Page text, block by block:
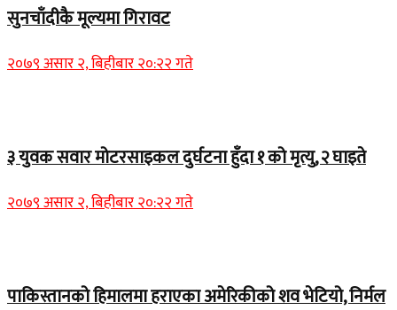
सुनचाँदीकै मूल्यमा गिरावट
२०७९ असार २, बिहीबार २०:२२ गते
३ युवक सवार मोटरसाइकल दुर्घटना हुँदा १ को मृत्यु, २ घाइते
२०७९ असार २, बिहीबार २०:२२ गते
पाकिस्तानको हिमालमा हराएका अमेरिकीको शव भेटियो, निर्मल